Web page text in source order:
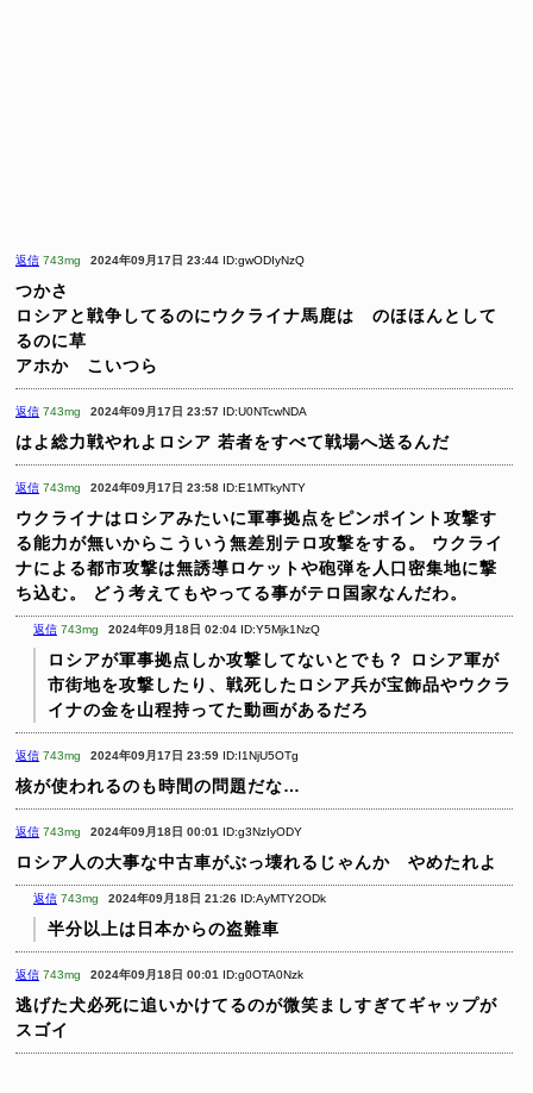
返信 743mg 2024年09月17日 23:44 ID:gwODIyNzQ
つかさ
ロシアと戦争してるのにウクライナ馬鹿は のほほんとして
るのに草
アホか こいつら
返信 743mg 2024年09月17日 23:57 ID:U0NTcwNDA
はよ総力戦やれよロシア 若者をすべて戦場へ送るんだ
返信 743mg 2024年09月17日 23:58 ID:E1MTkyNTY
ウクライナはロシアみたいに軍事拠点をピンポイント攻撃す
る能力が無いからこういう無差別テロ攻撃をする。
ウクライ
ナによる都市攻撃は無誘導ロケットや砲弾を人口密集地に撃
ち込む。
どう考えてもやってる事がテロ国家なんだわ。
返信 743mg 2024年09月18日 02:04 ID:Y5Mjk1NzQ
ロシアが軍事拠点しか攻撃してないとでも？
ロシア軍が
市街地を攻撃したり、戦死したロシア兵が宝飾品やウクラ
イナの金を山程持ってた動画があるだろ
返信 743mg 2024年09月17日 23:59 ID:I1NjU5OTg
核が使われるのも時間の問題だな…
返信 743mg 2024年09月18日 00:01 ID:g3NzIyODY
ロシア人の大事な中古車がぶっ壊れるじゃんか やめたれよ
返信 743mg 2024年09月18日 21:26 ID:AyMTY2ODk
半分以上は日本からの盗難車
返信 743mg 2024年09月18日 00:01 ID:g0OTA0Nzk
逃げた犬必死に追いかけてるのが微笑ましすぎてギャップが
スゴイ